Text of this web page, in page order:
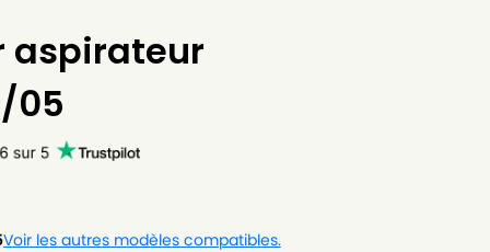
aspirateur
05
Voir les autres modèles compatibles.